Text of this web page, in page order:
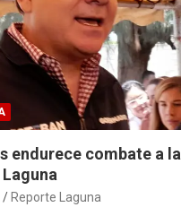
endurece combate a la
Reporte Laguna